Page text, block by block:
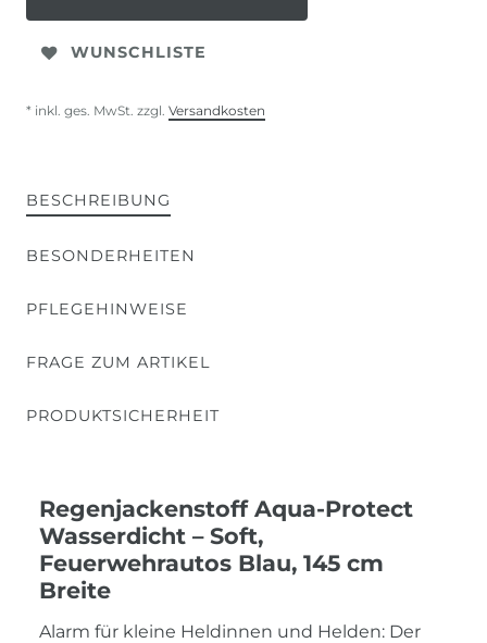
WUNSCHLISTE
* inkl. ges. MwSt. zzgl. Versandkosten
BESCHREIBUNG
BESONDERHEITEN
PFLEGEHINWEISE
FRAGE ZUM ARTIKEL
PRODUKTSICHERHEIT
Regenjackenstoff Aqua-Protect
Wasserdicht – Soft,
Feuerwehrautos Blau, 145 cm
Breite
Alarm für kleine Heldinnen und Helden: Der